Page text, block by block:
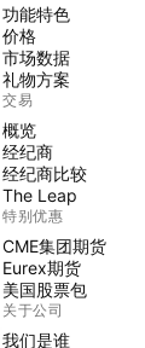
功能特色
价格
市场数据
礼物方案
交易
概览
经纪商
经纪商比较
The Leap
特别优惠
CME集团期货
Eurex期货
美国股票包
关于公司
我们是谁